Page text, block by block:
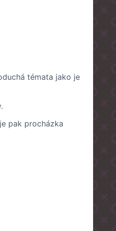
témata jako je
pak procházka